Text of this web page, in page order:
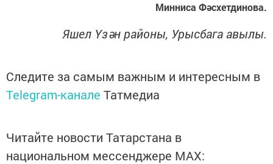
Минниса Фәсхетдинова.
Яшел Үзән районы, Урысбага авылы.
Следите за самым важным и интересным в
Telegram-канале Татмедиа
Читайте новости Татарстана в
национальном мессенджере MАХ: